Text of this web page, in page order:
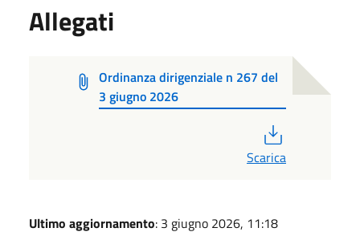
Allegati
Ordinanza dirigenziale n 267 del
3 giugno 2026
Scarica
Ultimo aggiornamento: 3 giugno 2026, 11:18